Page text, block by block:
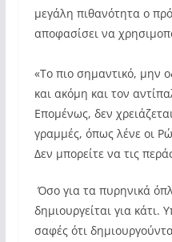
μεγάλη πιθανότητα ο
αποφασίσει να
«Το πιο σημαντικό, μην
και ακόμη και τον
Επομένως, δεν
γραμμές, όπως λένε οι
Δεν μπορείτε να τις
Όσο για τα πυρηνικά
δημιουργείται για κάτι.
σαφές ότι